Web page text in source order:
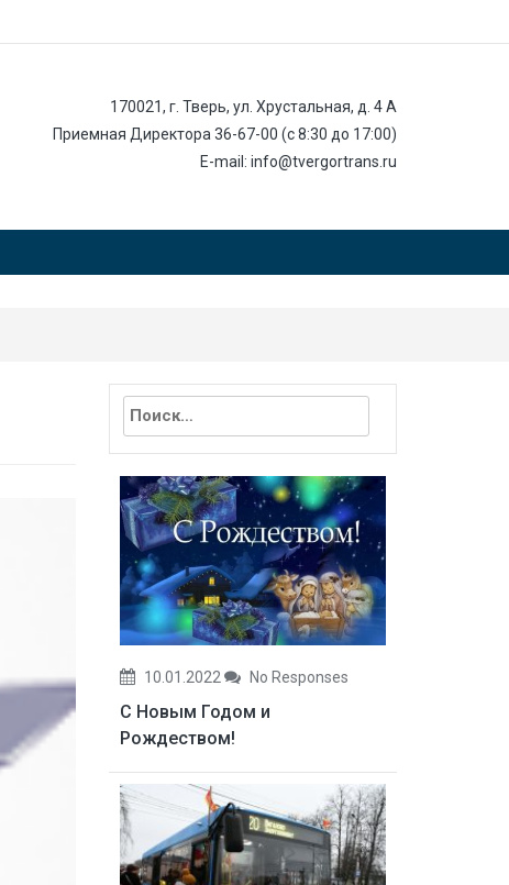
170021, г. Тверь, ул. Хрустальная, д. 4 А
Приемная Директора 36-67-00 (с 8:30 до 17:00)
E-mail: info@tvergortrans.ru
Найти:
10.01.2022 No Responses
С Новым Годом и
Рождеством!